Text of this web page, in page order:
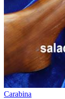
Carabina